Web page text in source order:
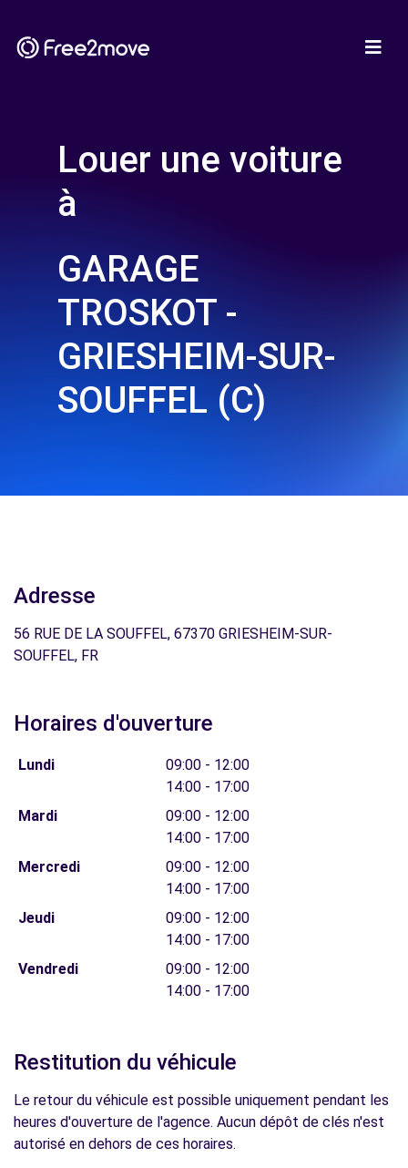
Louer une voiture
à
GARAGE
TROSKOT -
GRIESHEIM-SUR-
SOUFFEL (C)
Adresse
56 RUE DE LA SOUFFEL, 67370 GRIESHEIM-SUR-
SOUFFEL, FR
Horaires d'ouverture
Lundi
09:00 - 12:00
14:00 - 17:00
Mardi
09:00 - 12:00
14:00 - 17:00
Mercredi
09:00 - 12:00
14:00 - 17:00
Jeudi
09:00 - 12:00
14:00 - 17:00
Vendredi
09:00 - 12:00
14:00 - 17:00
Restitution du véhicule
Le retour du véhicule est possible uniquement pendant les
heures d'ouverture de l'agence. Aucun dépôt de clés n'est
autorisé en dehors de ces horaires.